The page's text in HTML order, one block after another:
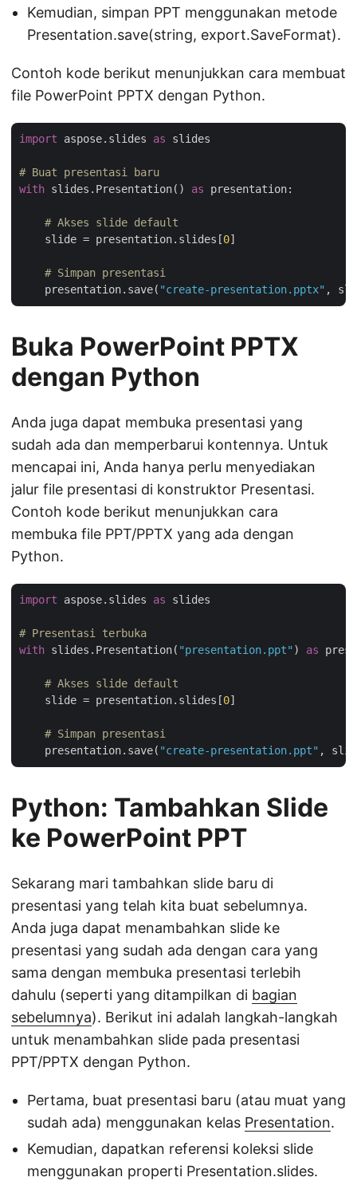
Kemudian, simpan PPT menggunakan metode
Presentation.save(string, export.SaveFormat).
Contoh kode berikut menunjukkan cara membuat
file PowerPoint PPTX dengan Python.
import aspose.slides as slides
# Buat presentasi baru
with slides.Presentation() as presentation:
# Akses slide default
    slide = presentation.slides[
0]
# Simpan presentasi
    presentation.save(
"create-presentation.pptx" ,
Buka PowerPoint PPTX
dengan Python
Anda juga dapat membuka presentasi yang
sudah ada dan memperbarui kontennya. Untuk
mencapai ini, Anda hanya perlu menyediakan
jalur file presentasi di konstruktor Presentasi.
Contoh kode berikut menunjukkan cara
membuka file PPT/PPTX yang ada dengan
Python.
import aspose.slides as slides
# Presentasi terbuka
with slides.Presentation( "presentation.ppt" ) as
# Akses slide default
    slide = presentation.slides[
0]
# Simpan presentasi
    presentation.save(
"create-presentation.ppt" ,
Python: Tambahkan Slide
ke PowerPoint PPT
Sekarang mari tambahkan slide baru di
presentasi yang telah kita buat sebelumnya.
Anda juga dapat menambahkan slide ke
presentasi yang sudah ada dengan cara yang
sama dengan membuka presentasi terlebih
dahulu (seperti yang ditampilkan di bagian
sebelumnya). Berikut ini adalah langkah-langkah
untuk menambahkan slide pada presentasi
PPT/PPTX dengan Python.
Pertama, buat presentasi baru (atau muat yang
sudah ada) menggunakan kelas Presentation.
Kemudian, dapatkan referensi koleksi slide
menggunakan properti Presentation.slides.